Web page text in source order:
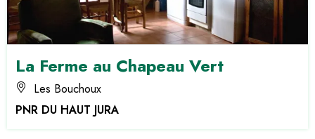
La Ferme au Chapeau Vert
Les Bouchoux
PNR DU HAUT JURA